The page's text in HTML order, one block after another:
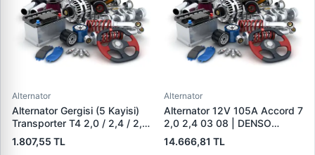
Alternator
Alternator Gergisi (5 Kayisi)
Transporter T4 2,0 / 2,4 / 2,5
Aab Aac Aaf Acu Acv Aen
Aet Aeu Aja Ajt Apl Auf Avt
1.807,55 TL
Alternator
Alternator 12V 105A Accord 7
2,0 2,4 03 08 | DENSO
DAN1375 | OEM 31100-RAA-
A01
14.666,81 TL